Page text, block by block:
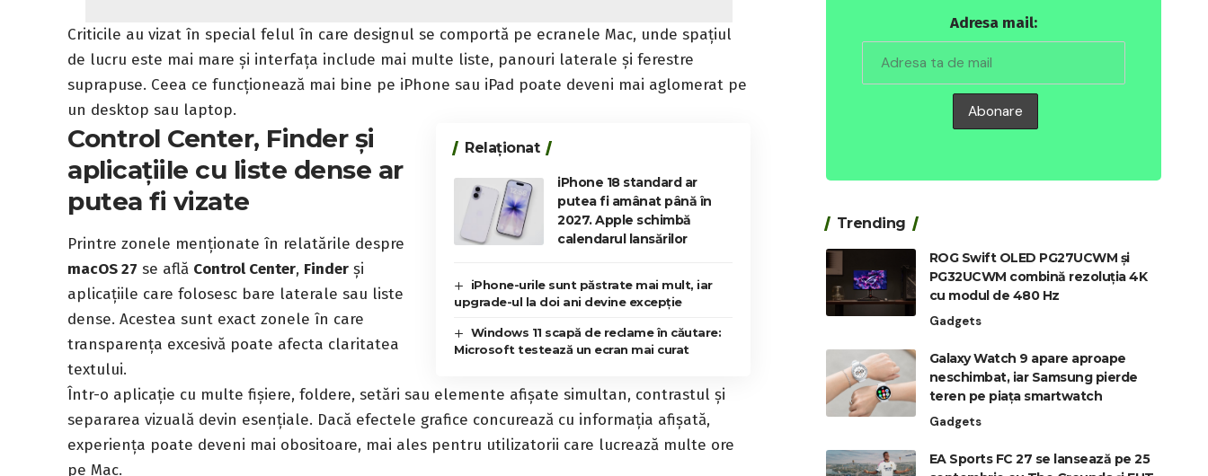
Criticile au vizat în special felul în care designul se comportă pe ecranele Mac, unde spațiul
de lucru este mai mare și interfața include mai multe liste, panouri laterale și ferestre
suprapuse. Ceea ce funcționează mai bine pe iPhone sau iPad poate deveni mai aglomerat pe
un desktop sau laptop.
Relaționat
iPhone 18 standard ar
putea fi amânat până în
2027. Apple schimbă
calendarul lansărilor
iPhone-urile sunt păstrate mai mult, iar
upgrade-ul la doi ani devine excepție
Windows 11 scapă de reclame în căutare:
Microsoft testează un ecran mai curat
Control Center, Finder și
aplicațiile cu liste dense ar
putea fi vizate
Printre zonele menționate în relatările despre
macOS 27 se află Control Center, Finder și
aplicațiile care folosesc bare laterale sau liste
dense. Acestea sunt exact zonele în care
transparența excesivă poate afecta claritatea
textului.
Într-o aplicație cu multe fișiere, foldere, setări sau elemente afișate simultan, contrastul și
separarea vizuală devin esențiale. Dacă efectele grafice concurează cu informația afișată,
experiența poate deveni mai obositoare, mai ales pentru utilizatorii care lucrează multe ore
pe Mac.
Adresa mail:
Trending
ROG Swift OLED PG27UCWM și
PG32UCWM combină rezoluția 4K
cu modul de 480 Hz
Gadgets
Galaxy Watch 9 apare aproape
neschimbat, iar Samsung pierde
teren pe piața smartwatch
Gadgets
EA Sports FC 27 se lansează pe 25